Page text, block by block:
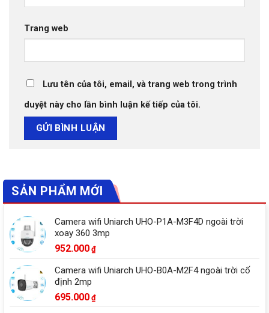
Trang web
Lưu tên của tôi, email, và trang web trong trình
duyệt này cho lần bình luận kế tiếp của tôi.
SẢN PHẨM MỚI
Camera wifi Uniarch UHO-P1A-M3F4D ngoài trời
xoay 360 3mp
952.000 ₫
Camera wifi Uniarch UHO-B0A-M2F4 ngoài trời cố
định 2mp
695.000 ₫